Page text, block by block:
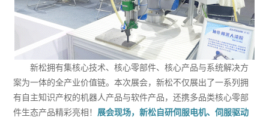
新松拥有集核心技术、核心零部件、核心产品与系统解决方
案为一体的全产业价值链。本次展会，新松不仅展出了一系列拥
有自主知识产权的机器人产品与软件产品，还携多品类核心零部
件生态产品精彩亮相！ 展会现场，新松自研伺服电机、伺服驱动